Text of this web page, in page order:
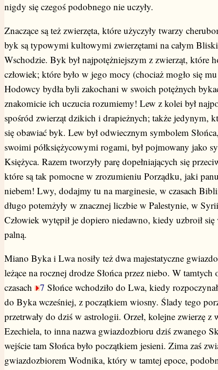
nigdy się czegoś podobnego nie uczyły.
Znaczące są też zwierzęta, które użyczyły twarzy
byk są typowymi kultowymi zwierzętami na całym
Wschodzie. Byk był najpotężniejszym z zwierząt, które
człowiek; które było w jego mocy (chociaż mogło się
Hodowcy bydła byli zakochani w swoich potężnych
znakomicie ich uczucia rozumiemy! Lew z kolei był
spośród zwierząt dzikich i drapieżnych; także jedynym,
się obawiać byk. Lew był odwiecznym symbolem
swoimi półksiężycowymi rogami, był pojmowany jako
Księżyca. Razem tworzyły parę dopełniających się
które są tak pomocne w zrozumieniu Porządku, jaki
niebem! Lwy, dodajmy tu na marginesie, w czasach
długo potemżyły w znacznej liczbie w Palestynie, w
Człowiek wytępił je dopiero niedawno, kiedy uzbroił
palną.
Miano Byka i Lwa nosiły też dwa majestatyczne
leżące na rocznej drodze Słońca przez niebo. W tamtych
czasach
7 Słońce wchodziło do Lwa, kiedy
do Byka wcześniej, z początkiem wiosny. Ślady tego
przetrwały do dziś w astrologii. Orzeł, kolejne zwierzę z
Ezechiela, to inna nazwa gwiazdozbioru dziś zwanego
wejście tam Słońca było początkiem jesieni. Zima zaś
gwiazdozbiorem Wodnika, który w tamtej epoce,